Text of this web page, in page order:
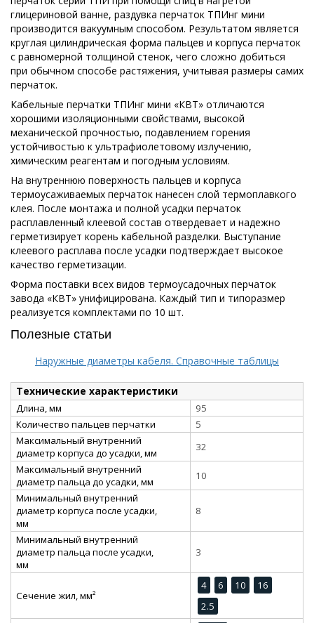
глицериновой ванне, раздувка перчаток ТПИнг мини
производится вакуумным способом. Результатом является
круглая цилиндрическая форма пальцев и корпуса перчаток
с равномерной толщиной стенок, чего сложно добиться
при обычном способе растяжения, учитывая размеры самих
перчаток.
Кабельные перчатки ТПИнг мини «КВТ» отличаются
хорошими изоляционными свойствами, высокой
механической прочностью, подавлением горения
устойчивостью к ультрафиолетовому излучению,
химическим реагентам и погодным условиям.
На внутреннюю поверхность пальцев и корпуса
термоусаживаемых перчаток нанесен слой термоплавкого
клея. После монтажа и полной усадки перчаток
расплавленный клеевой состав отвердевает и надежно
герметизирует корень кабельной разделки. Выступание
клеевого расплава после усадки подтверждает высокое
качество герметизации.
Форма поставки всех видов термоусадочных перчаток
завода «КВТ» унифицирована. Каждый тип и типоразмер
реализуется комплектами по 10 шт.
Полезные статьи
Наружные диаметры кабеля. Справочные таблицы
Технические характеристики
Длина, мм
95
Количество пальцев перчатки
5
Максимальный внутренний
диаметр корпуса до усадки, мм
32
Максимальный внутренний
диаметр пальца до усадки, мм
10
Минимальный внутренний
диаметр корпуса после усадки,
мм
8
Минимальный внутренний
диаметр пальца после усадки,
мм
3
Сечение жил, мм²
4 6 10
16
2.5